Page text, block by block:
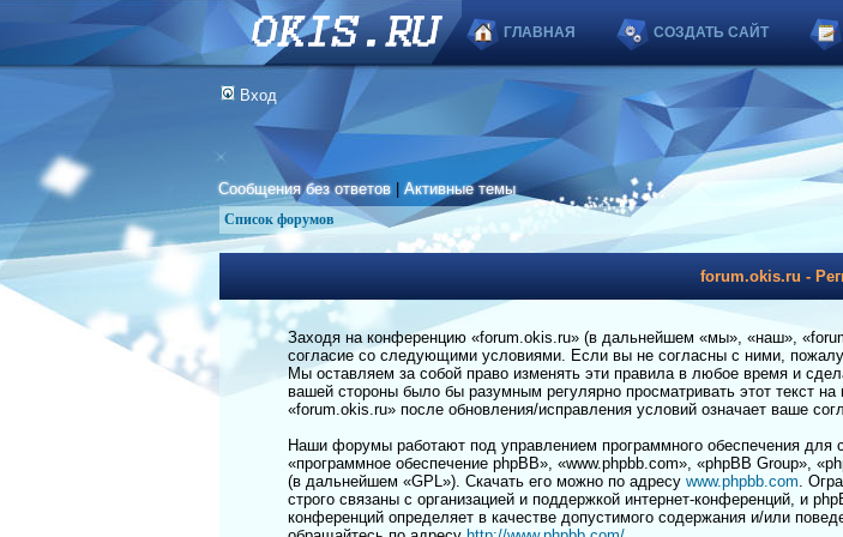
ГЛАВНАЯ СОЗДАТЬ САЙТ
Вход
Сообщения без ответов |Активные темы
Список форумов
forum.okis.ru -
Заходя на конференцию «forum.okis.ru» (в дальнейшем «мы», «наш»,
согласие со следующими условиями. Если вы не согласны с ними,
Мы оставляем за собой право изменять эти правила в любое время и
вашей стороны было бы разумным регулярно просматривать этот текст
«forum.okis.ru» после обновления/исправления условий означает ваше
Наши форумы работают под управлением программного обеспечения для
«программное обеспечение phpBB», «www.phpbb.com», «phpBB Group»,
(в дальнейшем «GPL»). Скачать его можно по адресу www.phpbb.com.
строго связаны с организацией и поддержкой интернет-конференций, и
конференций определяет в качестве допустимого содержания и/или